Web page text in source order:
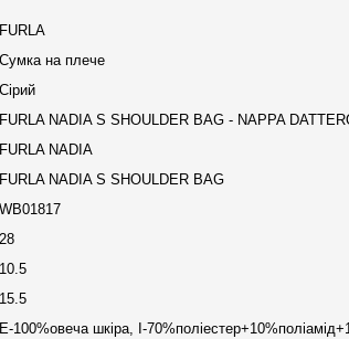
FURLA
Сумка на плече
Сірий
FURLA NADIA S SHOULDER BAG - NAPPA
FURLA NADIA
FURLA NADIA S SHOULDER BAG
WB01817
28
10.5
15.5
E-100%овеча шкіра, I-